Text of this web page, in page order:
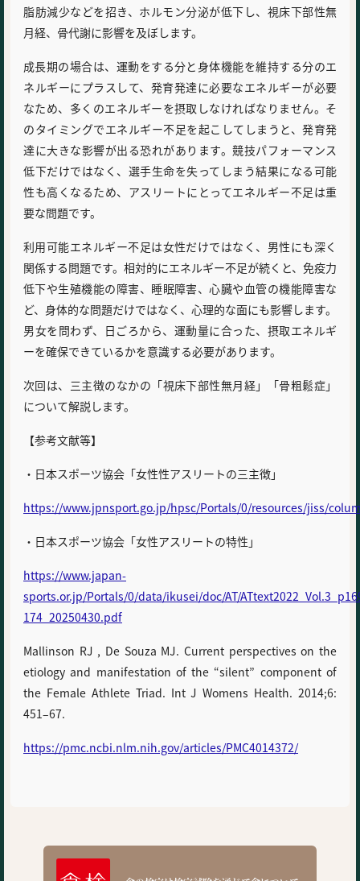
脂肪減少などを招き、ホルモン分泌が低下し、視床下部性無
月経、骨代謝に影響を及ぼします。
成長期の場合は、運動をする分と身体機能を維持する分のエ
ネルギーにプラスして、発育発達に必要なエネルギーが必要
なため、多くのエネルギーを摂取しなければなりません。そ
のタイミングでエネルギー不足を起こしてしまうと、発育発
達に大きな影響が出る恐れがあります。競技パフォーマンス
低下だけではなく、選手生命を失ってしまう結果になる可能
性も高くなるため、アスリートにとってエネルギー不足は重
要な問題です。
利用可能エネルギー不足は女性だけではなく、男性にも深く
関係する問題です。相対的にエネルギー不足が続くと、免疫力
低下や生殖機能の障害、睡眠障害、心臓や血管の機能障害な
ど、身体的な問題だけではなく、心理的な面にも影響します。
男女を問わず、日ごろから、運動量に合った、摂取エネルギ
ーを確保できているかを意識する必要があります。
次回は、三主徴のなかの「視床下部性無月経」「骨粗鬆症」
について解説します。
【参考文献等】
・日本スポーツ協会「女性性アスリートの三主徴」
https://www.jpnsport.go.jp/hpsc/Portals/0/resources/jiss/
・日本スポーツ協会「女性アスリートの特性」
https://www.japan-
sports.or.jp/Portals/0/data/ikusei/doc/AT/
174_20250430.pdf
Mallinson RJ , De Souza MJ. Current perspectives on the
etiology and manifestation of the “silent” component of
the Female Athlete Triad. Int J Womens Health. 2014;6:
451–67.
https://pmc.ncbi.nlm.nih.gov/articles/PMC4014372/